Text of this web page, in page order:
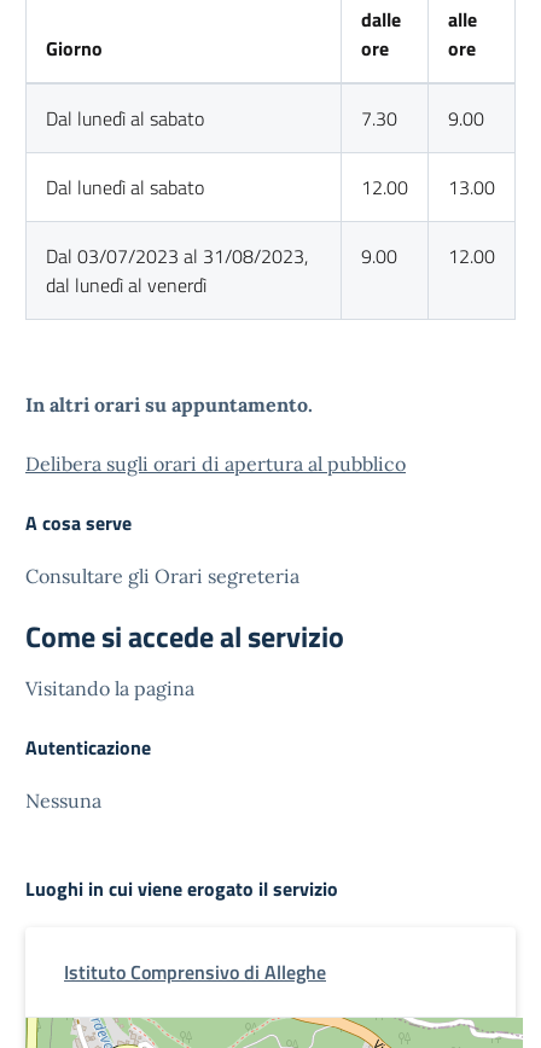
Giorno
dalle
ore
alle
ore
Dal lunedì al sabato 7.30 9.00
Dal lunedì al sabato 12.00 13.00
Dal 03/07/2023 al 31/08/2023,
dal lunedì al venerdì
9.00 12.00
In altri orari su appuntamento.
Delibera sugli orari di apertura al pubblico
A cosa serve
Consultare gli Orari segreteria
Come si accede al servizio
Visitando la pagina
Autenticazione
Nessuna
Luoghi in cui viene erogato il servizio
Istituto Comprensivo di Alleghe